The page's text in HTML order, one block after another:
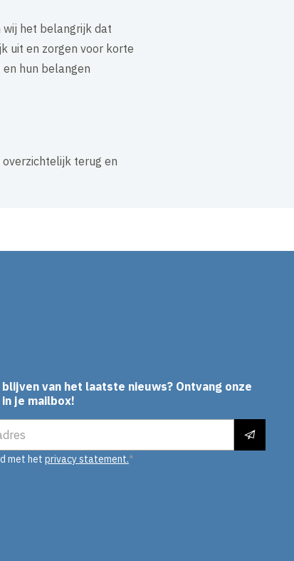
wij het belangrijk dat
uit en zorgen voor korte
hun belangen
terug en
van het laatste nieuws? Ontvang onze
je mailbox!
met het privacy statement.